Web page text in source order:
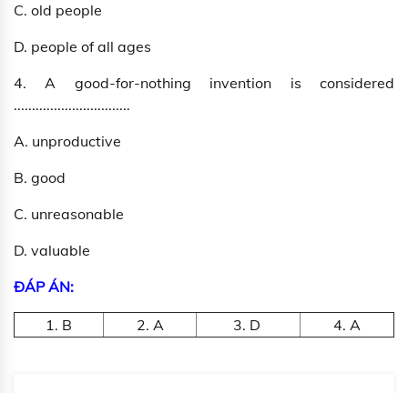
C. old people
D. people of all ages
4. A good-for-nothing invention is considered
................................
A. unproductive
B. good
C. unreasonable
D. valuable
ĐÁP ÁN:
1. B 2. A 3. D 4. A